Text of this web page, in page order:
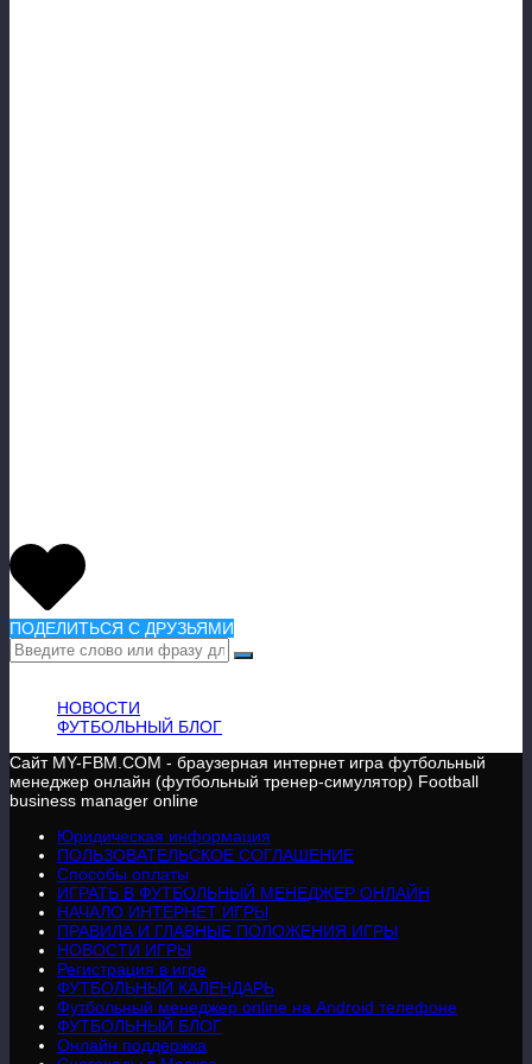
ПОДЕЛИТЬСЯ С ДРУЗЬЯМИ
НОВОСТИ
ФУТБОЛЬНЫЙ БЛОГ
Сайт MY-FBM.COM - браузерная интернет игра футбольный
менеджер онлайн (футбольный тренер-симулятор) Football
business manager online
Юридическая информация
ПОЛЬЗОВАТЕЛЬСКОЕ СОГЛАШЕНИЕ
Способы оплаты
ИГРАТЬ В ФУТБОЛЬНЫЙ МЕНЕДЖЕР ОНЛАЙН
НАЧАЛО ИНТЕРНЕТ ИГРЫ
ПРАВИЛА И ГЛАВНЫЕ ПОЛОЖЕНИЯ ИГРЫ
НОВОСТИ ИГРЫ
Регистрация в игре
ФУТБОЛЬНЫЙ КАЛЕНДАРЬ
Футбольный менеджер online на Android телефоне
ФУТБОЛЬНЫЙ БЛОГ
Онлайн поддержка